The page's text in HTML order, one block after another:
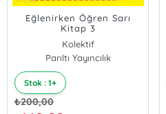
Eğlenirken Öğren Sarı
Kitap 3
Kolektif
Parıltı Yayıncılık
Stok : 1+
₺200,00